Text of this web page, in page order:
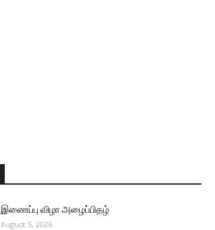
இணைப்பு விழா அழைப்பிதழ்
August 5, 2026